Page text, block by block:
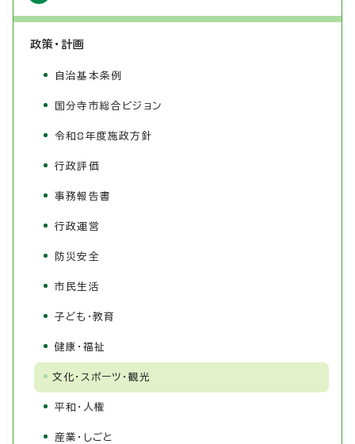
政策・計画
自治基本条例
国分寺市総合ビジョン
令和8年度施政方針
行政評価
事務報告書
行政運営
防災安全
市民生活
子ども・教育
健康・福祉
文化・スポーツ・観光
平和・人権
産業・しごと